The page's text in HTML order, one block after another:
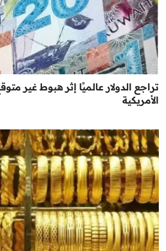
تراجع الدولار عالميًا إثر هبوط غير
الأمريكية